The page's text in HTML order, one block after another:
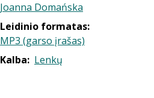
Joanna Domańska
Leidinio formatas:
MP3 (garso įrašas)
Kalba: Lenkų